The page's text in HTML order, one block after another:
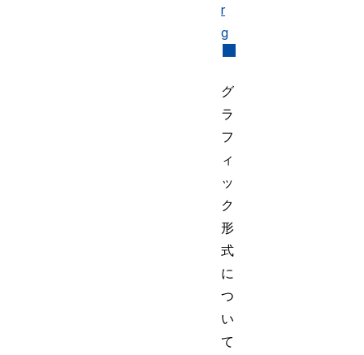
r
g
グ
ラ
フ
ィ
ッ
ク
形
式
に
つ
い
て